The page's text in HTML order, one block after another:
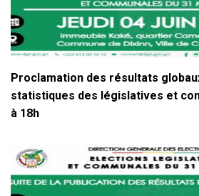
Proclamation des résultats
statistiques des législatives et
à 18h